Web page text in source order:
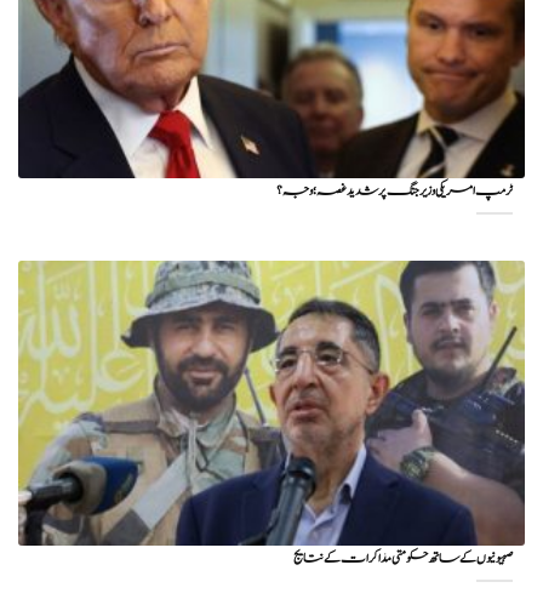
ٹرمپ امریکی وزیر جنگ پر شدید غصہ؛ وجہ ؟
صہیونیوں کے ساتھ حکومتی مذاکرات کے نتایج